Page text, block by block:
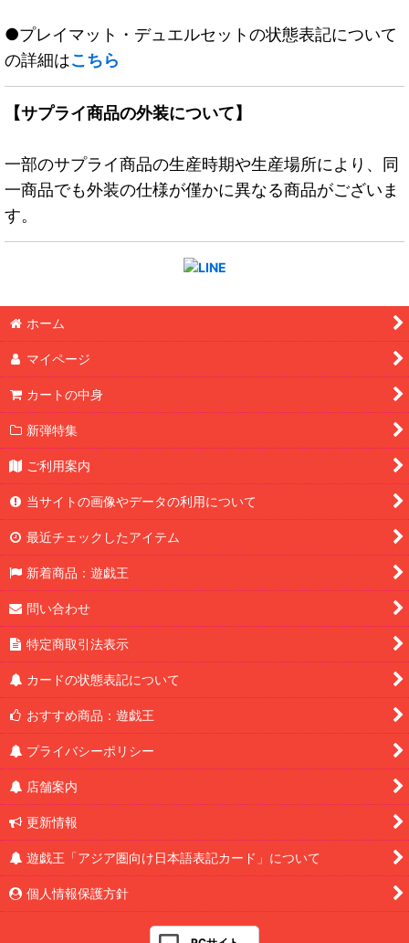
●プレイマット・デュエルセットの状態表記について
の詳細はこちら
【サプライ商品の外装について】
一部のサプライ商品の生産時期や生産場所により、同
一商品でも外装の仕様が僅かに異なる商品がございま
す。
ホーム
マイページ
カートの中身
新弾特集
ご利用案内
当サイトの画像やデータの利用について
最近チェックしたアイテム
新着商品：遊戯王
問い合わせ
特定商取引法表示
カードの状態表記について
おすすめ商品：遊戯王
プライバシーポリシー
店舗案内
更新情報
遊戯王「アジア圏向け日本語表記カード」について
個人情報保護方針